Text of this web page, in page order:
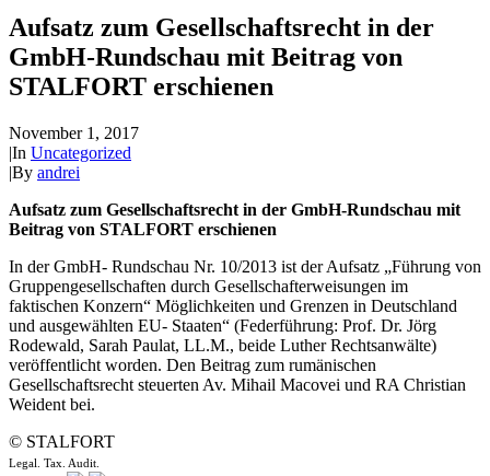
Aufsatz zum Gesellschaftsrecht in der
GmbH-Rundschau mit Beitrag von
STALFORT erschienen
November 1, 2017
|In Uncategorized
|By andrei
Aufsatz zum Gesellschaftsrecht in der GmbH-Rundschau mit
Beitrag von STALFORT erschienen
In der GmbH- Rundschau Nr. 10/2013 ist der Aufsatz „Führung von
Gruppengesellschaften durch Gesellschafterweisungen im
faktischen Konzern“ Möglichkeiten und Grenzen in Deutschland
und ausgewählten EU- Staaten“ (Federführung: Prof. Dr. Jörg
Rodewald, Sarah Paulat, LL.M., beide Luther Rechtsanwälte)
veröffentlicht worden. Den Beitrag zum rumänischen
Gesellschaftsrecht steuerten Av. Mihail Macovei und RA Christian
Weident bei.
© STALFORT
Legal. Tax. Audit.